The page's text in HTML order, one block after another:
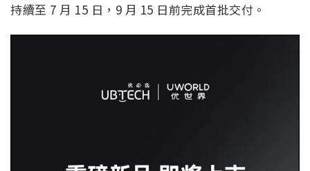
持續至 7 月 15 日，9 月 15 日前完成首批交付。